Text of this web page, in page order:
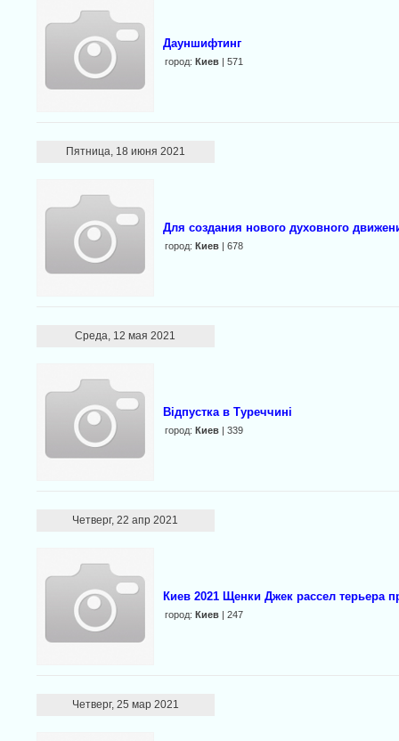
Дауншифтинг
город: Киев| 571
Пятница, 18 июня 2021
Для создания нового духовного
город: Киев| 678
Среда, 12 мая 2021
Відпустка в Туреччині
город: Киев| 339
Четверг, 22 апр 2021
Киев 2021 Щенки Джек рассел терьера
город: Киев| 247
Четверг, 25 мар 2021